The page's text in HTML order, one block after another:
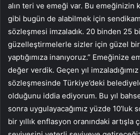
alın teri ve emeği var. Bu emeğinizin
gibi bugün de alabilmek için
sözleşmesi imzaladık. 20 binden 25
güzelleştirmelerle sizler için güzel
yaptığımıza inanıyoruz.” Emeğinize
değer verdik. Geçen yıl
sözleşmesinde Türkiye’deki
olduğunu iddia ediyorum. Bu yıl
sonra uygulayacağımız yüzde 10’luk
bir yıllık enflasyon oranındaki artışla